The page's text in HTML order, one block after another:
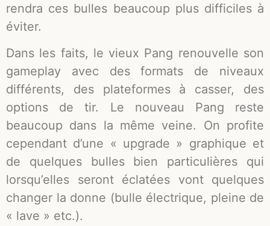
rendra ces bulles beaucoup plus difficiles à
éviter.
Dans les faits, le vieux Pang renouvelle son
gameplay avec des formats de niveaux
différents, des plateformes à casser, des
options de tir. Le nouveau Pang reste
beaucoup dans la même veine. On profite
cependant d’une « upgrade » graphique et
de quelques bulles bien particulières qui
lorsqu’elles seront éclatées vont quelques
changer la donne (bulle électrique, pleine de
« lave » etc.).